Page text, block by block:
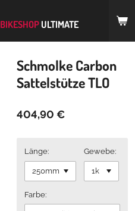
BIKESHOP ULTIMATE
Schmolke Carbon
Sattelstütze TLO
404,90 €
Länge: Gewebe:
Farbe: